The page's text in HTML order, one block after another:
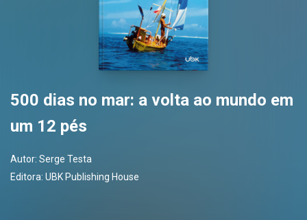
500 dias no mar: a volta ao mundo em
um 12 pés
Autor: Serge Testa
Editora: UBK Publishing House